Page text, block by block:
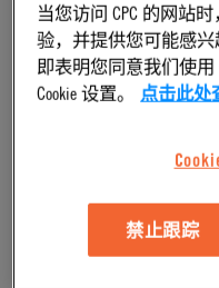
Termination Sizes
5/32"3/16"5/
当您访问 CPC 的网站
验，并提供您可能感兴
即表明您同意我们使用
Cookie 设置。
点击此处
禁止跟踪